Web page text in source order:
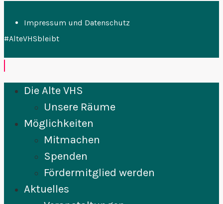
Impressum und Datenschutz
#AlteVHSbleibt
Die Alte VHS
Unsere Räume
Möglichkeiten
Mitmachen
Spenden
Fördermitglied werden
Aktuelles